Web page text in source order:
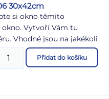
30x42cm
si okno těmito
Vytvoří Vám tu
Vhodné jsou na jakékoli
zrcadla nebo
použitelné.
Přidat do košíku